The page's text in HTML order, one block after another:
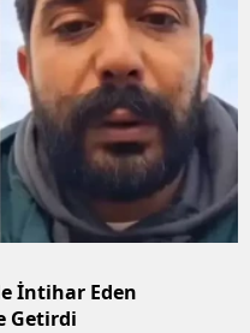
İntihar Eden
Getirdi